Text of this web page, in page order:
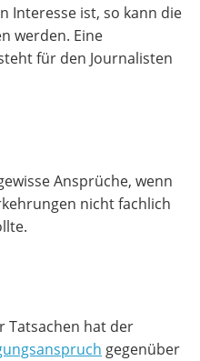
Interesse ist, so kann die
werden. Eine
für den Journalisten
Ansprüche, wenn
nicht fachlich
Tatsachen hat der
gegenüber